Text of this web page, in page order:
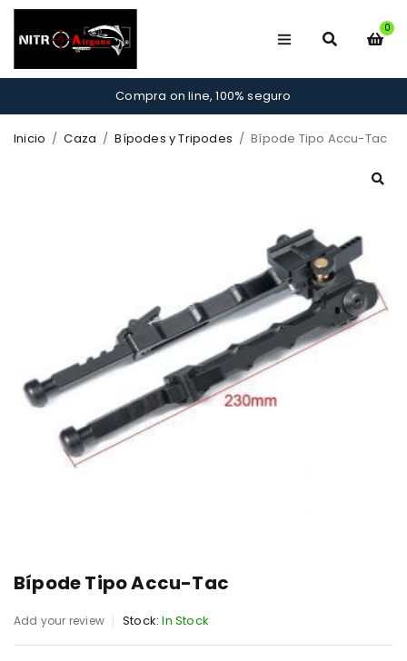
0
Compra on line, 100% seguro
Inicio / Caza / Bípodes y Tripodes / Bípode Tipo Accu-Tac
Bípode Tipo Accu-Tac
Add your review Stock: In Stock